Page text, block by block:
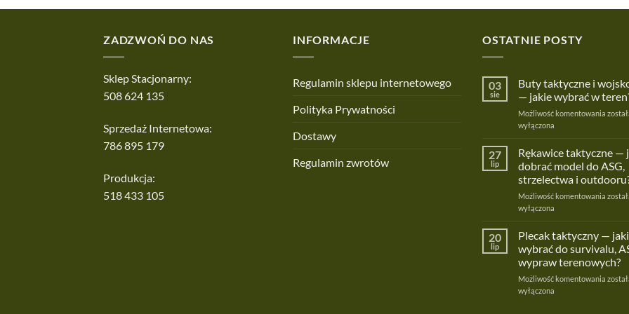
ZADZWOŃ DO NAS
Sklep Stacjonarny:
508 624 135
Sprzedaż Internetowa:
786 895 179
Produkcja:
518 433 105
INFORMACJE
Regulamin sklepu internetowego
Polityka Prywatności
Dostawy
Regulamin zwrotów
OSTATNIE POSTY
03
sie
Buty taktyczne i
— jakie wybrać w
Możliwość komentowania Buty
—
jakie
wybrać
w
wyłączona
27
lip
Rękawice taktyczne —
dobrać model do ASG,
strzelectwa i
Możliwość komentowania
jak
dobrać
model
do
ASG,
wyłączona
20
lip
Plecak taktyczny — jaki
wybrać do survivalu,
wypraw terenowych?
Możliwość komentowania Plecak
wyłączona